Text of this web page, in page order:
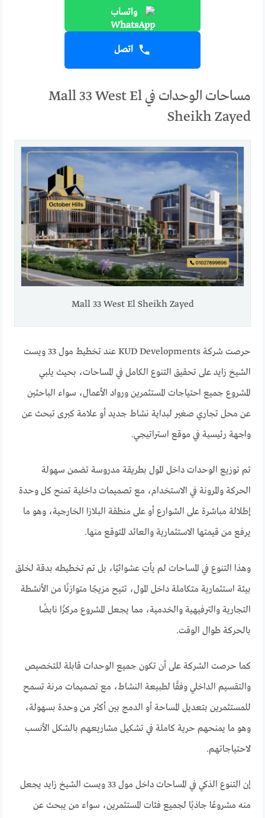
واتساب
اتصل
مساحات الوحدات في Mall 33 West El
Sheikh Zayed
Mall 33 West El Sheikh Zayed
حرصت شركة KUD Developments عند تخطيط مول 33 ويست
الشيخ زايد على تحقيق التنوع الكامل في المساحات، بحيث يلبي
المشروع جميع احتياجات المستثمرين ورواد الأعمال، سواء الباحثين
عن محل تجاري صغير لبداية نشاط جديد أو علامة كبرى تبحث عن
واجهة رئيسية في موقع استراتيجي.
تم توزيع الوحدات داخل المول بطريقة مدروسة تضمن سهولة
الحركة والمرونة في الاستخدام، مع تصميمات داخلية تمنح كل وحدة
إطلالة مباشرة على الشوارع أو على منطقة البلازا الخارجية، وهو ما
يرفع من قيمتها الاستثمارية والعائد المتوقع منها.
وهذا التنوع في المساحات لم يأتِ عشوائيًا، بل تم تخطيطه بدقة لخلق
بيئة استثمارية متكاملة داخل المول، تتيح مزيجًا متوازنًا من الأنشطة
التجارية والترفيهية والخدمية، مما يجعل المشروع مركزًا نابضًا
بالحركة طوال الوقت.
كما حرصت الشركة على أن تكون جميع الوحدات قابلة للتخصيص
والتقسيم الداخلي وفقًا لطبيعة النشاط، مع تصميمات مرنة تسمح
للمستثمرين بتعديل المساحة أو الدمج بين أكثر من وحدة بسهولة،
وهو ما يمنحهم حرية كاملة في تشكيل مشاريعهم بالشكل الأنسب
لاحتياجاتهم.
إن التنوع الذكي في المساحات داخل مول 33 ويست الشيخ زايد يجعل
منه مشروعًا جاذبًا لجميع فئات المستثمرين، سواء من يبحث عن